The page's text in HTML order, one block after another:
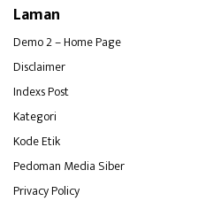
Laman
Demo 2 – Home Page
Disclaimer
Indexs Post
Kategori
Kode Etik
Pedoman Media Siber
Privacy Policy